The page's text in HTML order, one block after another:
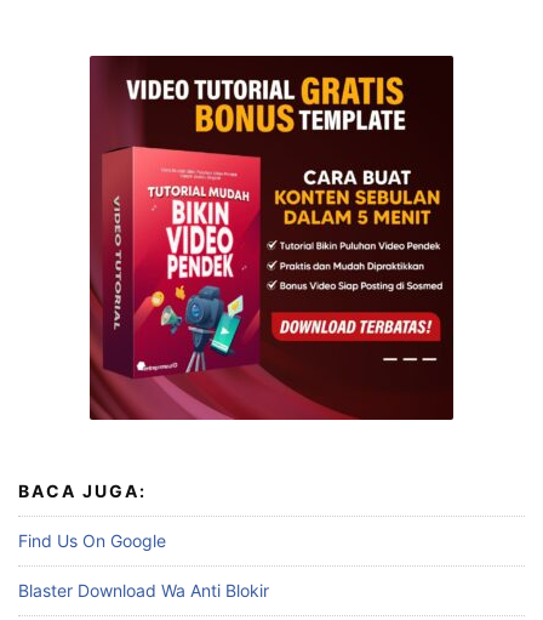
BACA JUGA:
Find Us On Google
Blaster Download Wa Anti Blokir